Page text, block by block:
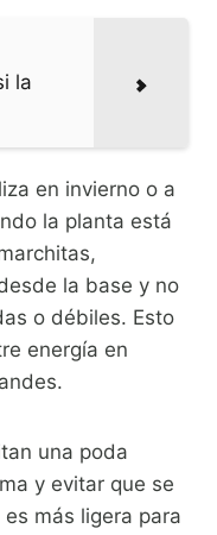
la
en invierno o a
la planta está
la base y no
o débiles. Esto
energía en
una poda
y evitar que se
más ligera para